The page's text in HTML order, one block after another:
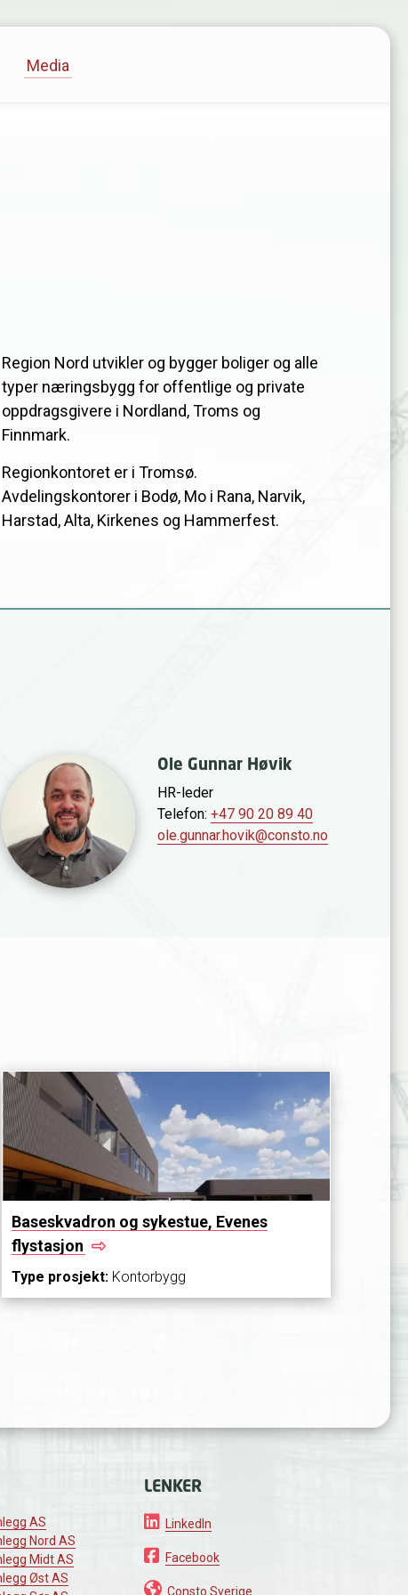
Media
Region Nord utvikler og bygger boliger og alle
typer næringsbygg for offentlige og private
oppdragsgivere i Nordland, Troms og
Finnmark.
Regionkontoret er i Tromsø.
Avdelingskontorer i Bodø, Mo i Rana, Narvik,
Harstad, Alta, Kirkenes og Hammerfest.
Ole Gunnar Høvik
HR-leder
Telefon: +47 90 20 89 40
ole.gunnar.hovik@consto.no
Baseskvadron og sykestue, Evenes
flystasjon
Type prosjekt: Kontorbygg
AS
Nord AS
Midt AS
Øst AS
LENKER
LinkedIn
Facebook
Consto Sverige